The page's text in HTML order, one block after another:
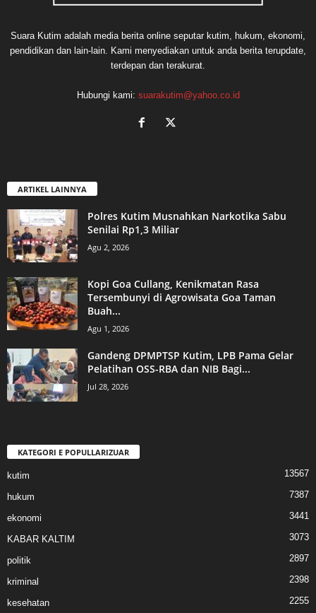
Suara Kutim adalah media berita online seputar kutim, hukum, ekonomi,
pendidikan dan lain-lain. Kami menyediakan untuk anda berita terupdate,
terdepan dan terakurat.
Hubungi kami: suarakutim@yahoo.co.id
ARTIKEL LAINNYA
Polres Kutim Musnahkan Narkotika Sabu
Senilai Rp1,3 Miliar
Agu 2, 2026
Kopi Goa Cullang, Kenikmatan Rasa
Tersembunyi di Agrowisata Goa Taman
Buah...
Agu 1, 2026
Gandeng DPMPTSP Kutim, LPB Pama Gelar
Pelatihan OSS-RBA dan NIB Bagi...
Jul 28, 2026
KATEGORI E POPULLARIZUAR
kutim 13567
hukum 7387
ekonomi 3441
KABAR KALTIM 3073
politik 2897
kriminal 2398
kesehatan 2255